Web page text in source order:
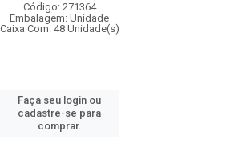
Código: 271364
Embalagem: Unidade
Caixa Com: 48 Unidade(s)
Faça seu login ou
cadastre-se para
comprar.